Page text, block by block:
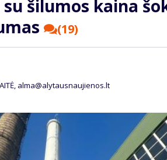
šilumos kaina
(19)
alma@alytausnaujienos.lt